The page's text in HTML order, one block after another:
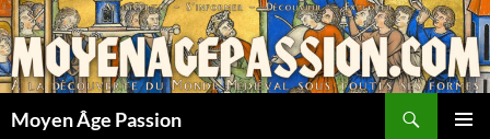
Aller
au
contenu
Moyen Âge Passion